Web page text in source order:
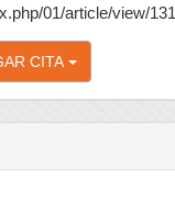
01/article/view/131
CITA